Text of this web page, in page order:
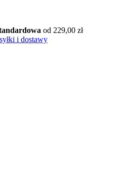
od 229,00 zł
i dostawy